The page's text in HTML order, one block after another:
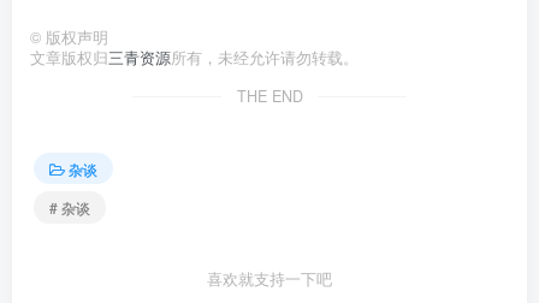
© 版权声明
文章版权归三青资源所有，未经允许请勿转载。
THE END
杂谈
# 杂谈
喜欢就支持一下吧